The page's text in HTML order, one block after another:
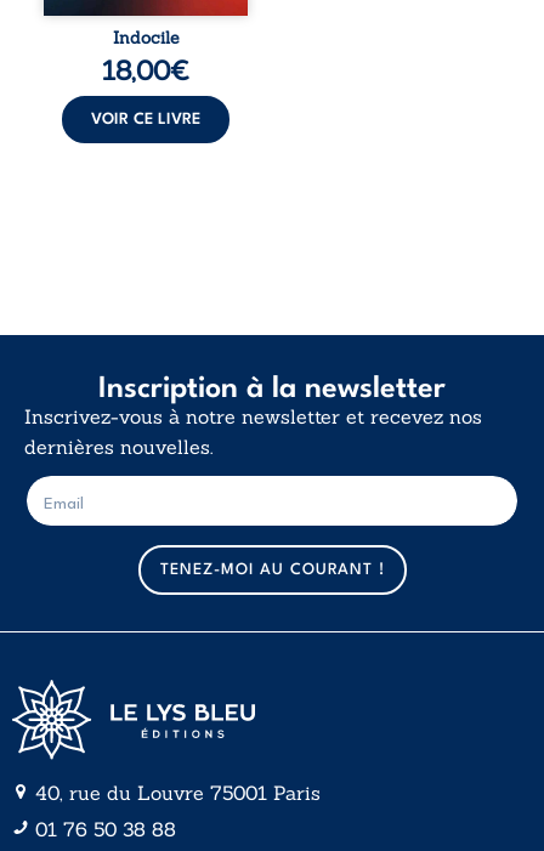
traversée. Une
langue nue. Une
insurrection
calme. Une
déclaration
d’existence pour ...
Indocile
18,00€
VOIR CE LIVRE
Inscription à la newsletter
Inscrivez-vous à notre newsletter et recevez nos
dernières nouvelles.
m
a
i
l
E
-
m
TENEZ-MOI AU COURANT !
40, rue du Louvre 75001 Paris
01 76 50 38 88